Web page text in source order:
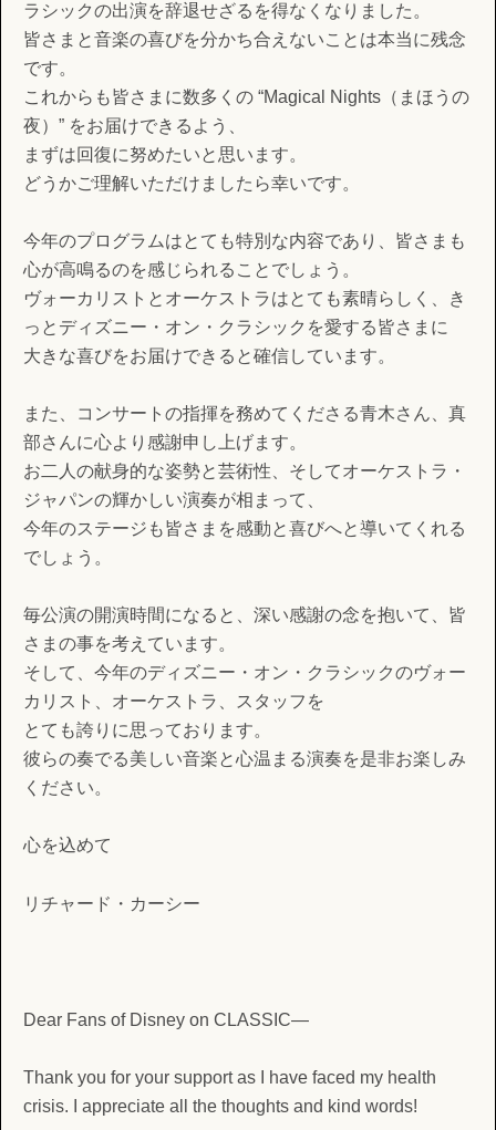
ラシックの出演を辞退せざるを得なくなりました。
皆さまと音楽の喜びを分かち合えないことは本当に残念
です。
これからも皆さまに数多くの “Magical Nights（まほうの
夜）” をお届けできるよう、
まずは回復に努めたいと思います。
どうかご理解いただけましたら幸いです。
今年のプログラムはとても特別な内容であり、皆さまも
心が高鳴るのを感じられることでしょう。
ヴォーカリストとオーケストラはとても素晴らしく、き
っとディズニー・オン・クラシックを愛する皆さまに
大きな喜びをお届けできると確信しています。
また、コンサートの指揮を務めてくださる青木さん、真
部さんに心より感謝申し上げます。
お二人の献身的な姿勢と芸術性、そしてオーケストラ・
ジャパンの輝かしい演奏が相まって、
今年のステージも皆さまを感動と喜びへと導いてくれる
でしょう。
毎公演の開演時間になると、深い感謝の念を抱いて、皆
さまの事を考えています。
そして、今年のディズニー・オン・クラシックのヴォー
カリスト、オーケストラ、スタッフを
とても誇りに思っております。
彼らの奏でる美しい音楽と心温まる演奏を是非お楽しみ
ください。
心を込めて
リチャード・カーシー
Dear Fans of Disney on CLASSIC—
Thank you for your support as I have faced my health
crisis. I appreciate all the thoughts and kind words!